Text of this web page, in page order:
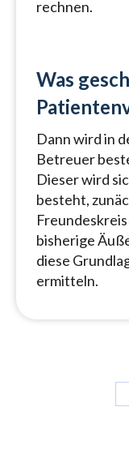
rechnen.
Was
Dann wird in
Betreuer
Dieser wird
besteht,
bisherige
diese
ermitteln.